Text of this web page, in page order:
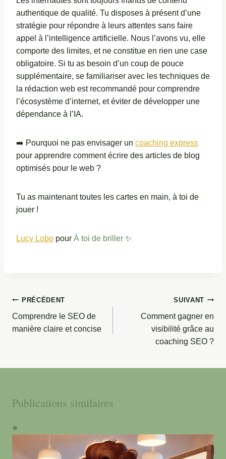
authentique de qualité. Tu disposes à présent d’une
stratégie pour répondre à leurs attentes sans faire
appel à l’intelligence artificielle. Nous l’avons vu, elle
comporte des limites, et ne constitue en rien une case
obligatoire. Si tu as besoin d’un coup de pouce
supplémentaire, se familiariser avec les techniques de
la rédaction web est recommandé pour comprendre
l’écosystème d’internet, et éviter de développer une
dépendance à l’IA.
➡️ Pourquoi ne pas envisager un coaching express
pour apprendre comment écrire des articles de blog
optimisés pour le web ?
Tu as maintenant toutes les cartes en main, à toi de
jouer !
Lucy Lobo pour À toi de briller ✨
Navigation
de
l’article
PRÉCÉDENT
Comprendre le SEO de
manière claire et concise
SUIVANT
Comment gagner en
visibilité grâce au
coaching SEO ?
Publications similaires